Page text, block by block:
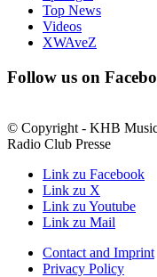
Top News
Videos
XWAveZ
Follow us on
© Copyright - KHB
Radio Club Presse
Link zu Facebook
Link zu X
Link zu Youtube
Link zu Mail
Contact and Imprint
Privacy Policy